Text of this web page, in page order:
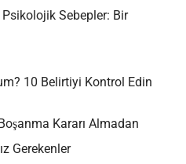
Psikolojik Sebepler: Bir
10 Belirtiyi Kontrol Edin
Kararı Almadan
Gerekenler